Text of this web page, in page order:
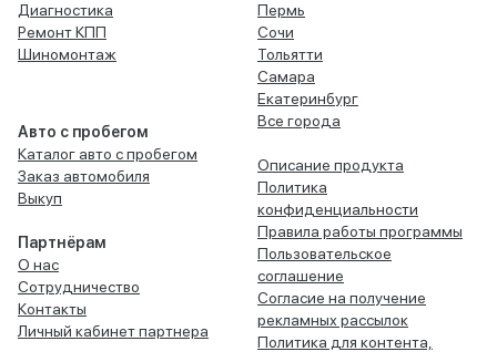
Диагностика
Ремонт КПП
Шиномонтаж
Авто с пробегом
Каталог авто с пробегом
Заказ автомобиля
Выкуп
Партнёрам
О нас
Сотрудничество
Контакты
Личный кабинет партнера
Пермь
Сочи
Тольятти
Самара
Екатеринбург
Все города
Описание продукта
Политика
конфиденциальности
Правила работы программы
Пользовательское
соглашение
Согласие на получение
рекламных рассылок
Политика для контента,